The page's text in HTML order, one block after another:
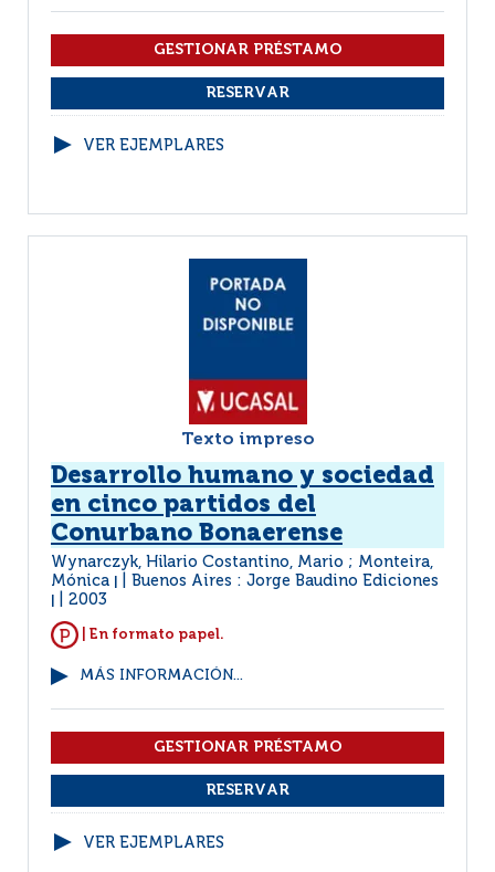
VER EJEMPLARES
Texto impreso
Desarrollo humano y sociedad
en cinco partidos del
Conurbano Bonaerense
Wynarczyk, Hilario Costantino, Mario ; Monteira,
Mónica
Buenos Aires : Jorge Baudino Ediciones
2003
| En formato papel.
MÁS INFORMACIÓN...
VER EJEMPLARES